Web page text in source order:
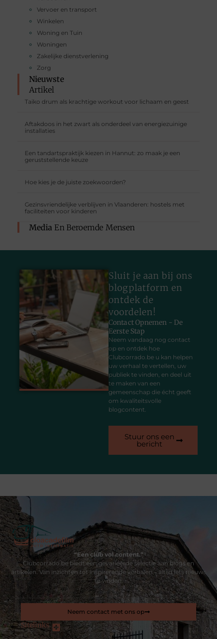
Vervoer en transport
Winkelen
Woning en Tuin
Woningen
Zakelijke dienstverlening
Zorg
Nieuwste
Artikel
Taiko drum als krachtige workout voor lichaam en geest
Aftakdoos in het zwart als onderdeel van energiezuinige
installaties
Een tandartspraktijk kiezen in Hannut: zo maak je een
geruststellende keuze
Hoe kies je de juiste zoekwoorden?
Gezinsvriendelijke verblijven in Vlaanderen: hostels met
faciliteiten voor kinderen
Media En Beroemde Mensen
Sluit je aan bij ons
blogplatform en
ontdek de
voordelen!
Contact Opnemen - De
Eerste Stap
Neem vandaag nog contact
op en ontdek hoe
Clubcorrado.be u kan helpen
uw verhaal te vertellen, uw
publiek te vinden, en deel uit
te maken van een
gemeenschap die écht geeft
om kwaliteitsvolle
blogcontent.
Stuur ons een
bericht
“Een club vol content.”
Clubcorrado.be biedt een gevarieerde selectie aan blogs en
artikelen. Van inzichten tot inspirerende verhalen – altijd iets nieuws
te vinden.
Sitelinks
Neem contact met ons op